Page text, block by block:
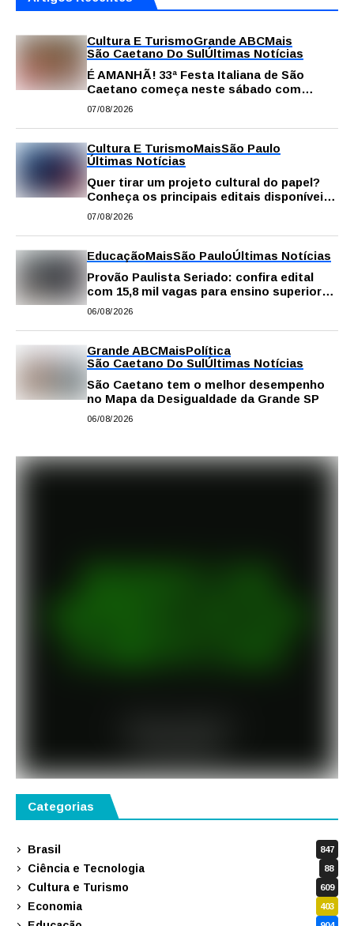
Cultura E TurismoGrande ABCMais
São Caetano Do SulÚltimas Notícias
É AMANHÃ! 33ª Festa Italiana de São
Caetano começa neste sábado com
gastronomia, música e solidariedade
07/08/2026
Cultura E TurismoMaisSão Paulo
Últimas Notícias
Quer tirar um projeto cultural do papel?
Conheça os principais editais disponíveis
em São Paulo
07/08/2026
EducaçãoMaisSão PauloÚltimas Notícias
Provão Paulista Seriado: confira edital
com 15,8 mil vagas para ensino superior
público
06/08/2026
Grande ABCMaisPolítica
São Caetano Do SulÚltimas Notícias
São Caetano tem o melhor desempenho
no Mapa da Desigualdade da Grande SP
06/08/2026
Categorias
Brasil 847
Ciência e Tecnologia 88
Cultura e Turismo 609
Economia 403